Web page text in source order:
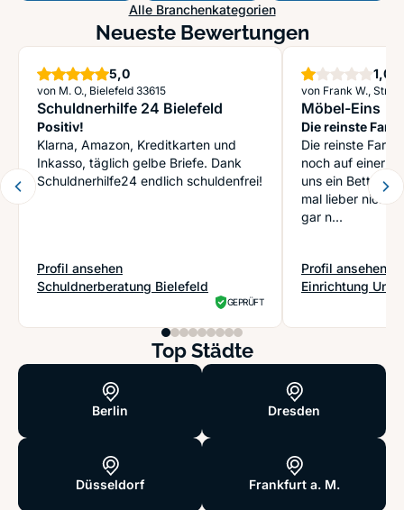
Alle Branchenkategorien
Neueste Bewertungen
5,0Sterne
von M. O., Bielefeld 33615
Schuldnerhilfe 24 Bielefeld
Positiv!
Klarna, Amazon, Kreditkarten und
Inkasso, täglich gelbe Briefe. Dank
Schuldnerhilfe24 endlich schuldenfrei!
Profil ansehen
: Schuldnerhilfe 24 Bielefeld
Schuldnerberatung Bielefeld
GEPRÜFT
1,0
von Frank W.,
Möbel-Eins
Die reinste Farce
Die reinste
noch auf einer
uns ein Bett
mal lieber nicht
gar n...
Profil ansehen
: Möbel-Eins
Einrichtung
Top Städte
Berlin Dresden
Düsseldorf Frankfurt a. M.